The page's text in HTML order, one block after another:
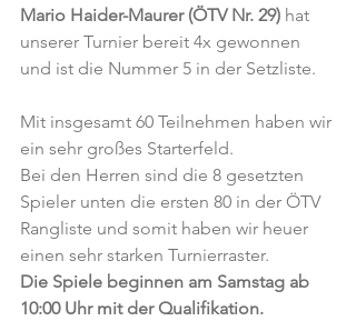
Mario Haider-Maurer (ÖTV Nr. 29) hat
unserer Turnier bereit 4x gewonnen
und ist die Nummer 5 in der Setzliste.
Mit insgesamt 60 Teilnehmen haben wir
ein sehr großes Starterfeld.
Bei den Herren sind die 8 gesetzten
Spieler unten die ersten 80 in der ÖTV
Rangliste und somit haben wir heuer
einen sehr starken Turnierraster.
Die Spiele beginnen am Samstag ab
10:00 Uhr mit der Qualifikation.